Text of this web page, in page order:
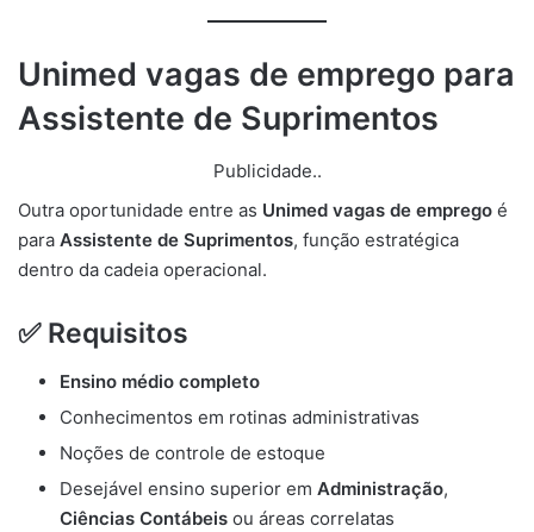
Unimed vagas de emprego para
Assistente de Suprimentos
Publicidade..
Outra oportunidade entre as Unimed vagas de emprego é
para Assistente de Suprimentos, função estratégica
dentro da cadeia operacional.
✅ Requisitos
Ensino médio completo
Conhecimentos em rotinas administrativas
Noções de controle de estoque
Desejável ensino superior em Administração,
Ciências Contábeis ou áreas correlatas